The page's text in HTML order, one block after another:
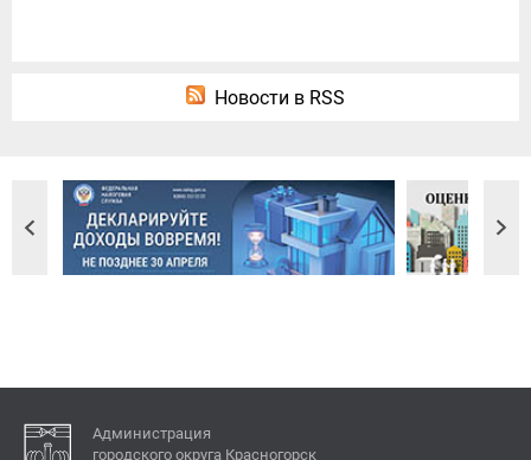
Новости в RSS
Администрация
городского округа Красногорск